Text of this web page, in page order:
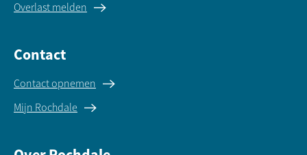
Overlast melden
Contact
Contact opnemen
Mijn Rochdale